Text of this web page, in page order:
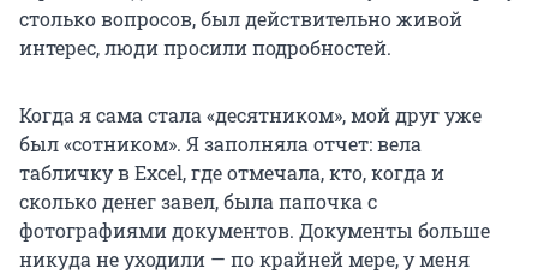
столько вопросов, был действительно живой
интерес, люди просили подробностей.
Когда я сама стала «десятником», мой друг уже
был «сотником». Я заполняла отчет: вела
табличку в Excel, где отмечала, кто, когда и
сколько денег завел, была папочка с
фотографиями документов. Документы больше
никуда не уходили — по крайней мере, у меня